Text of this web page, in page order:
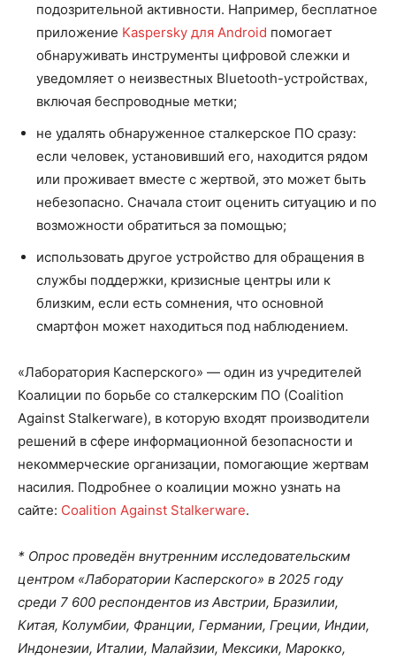
подозрительной активности. Например, бесплатное
приложение Kaspersky для Android помогает
обнаруживать инструменты цифровой слежки и
уведомляет о неизвестных Bluetooth-устройствах,
включая беспроводные метки;
не удалять обнаруженное сталкерское ПО сразу:
если человек, установивший его, находится рядом
или проживает вместе с жертвой, это может быть
небезопасно. Сначала стоит оценить ситуацию и по
возможности обратиться за помощью;
использовать другое устройство для обращения в
службы поддержки, кризисные центры или к
близким, если есть сомнения, что основной
смартфон может находиться под наблюдением.
«Лаборатория Касперского» — один из учредителей
Коалиции по борьбе со сталкерским ПО (Coalition
Against Stalkerware), в которую входят производители
решений в сфере информационной безопасности и
некоммерческие организации, помогающие жертвам
насилия. Подробнее о коалиции можно узнать на
сайте: Coalition Against Stalkerware.
* Опрос проведён внутренним исследовательским
центром «Лаборатории Касперского» в 2025 году
среди 7 600 респондентов из Австрии, Бразилии,
Китая, Колумбии, Франции, Германии, Греции, Индии,
Индонезии, Италии, Малайзии, Мексики, Марокко,